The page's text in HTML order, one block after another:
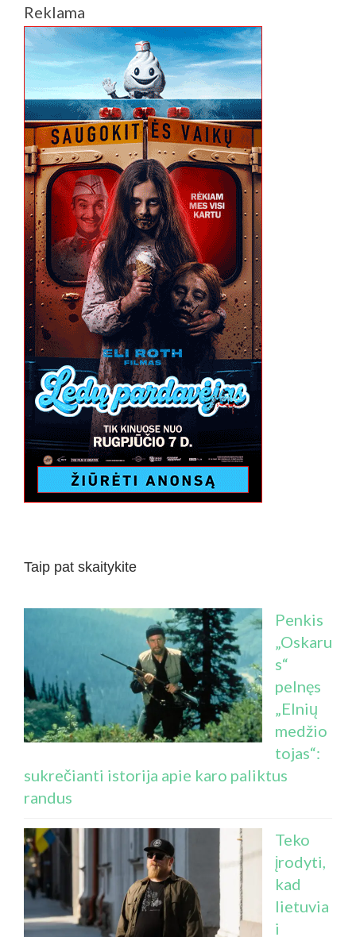
Reklama
Taip pat skaitykite
Penkis
„Oskaru
s“
pelnęs
„Elnių
medžio
tojas“:
sukrečianti istorija apie karo paliktus
randus
Teko
įrodyti,
kad
lietuvia
i